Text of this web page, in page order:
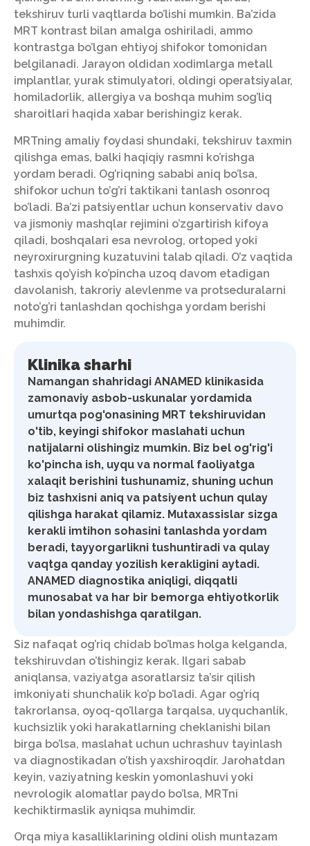
tekshiruv turli vaqtlarda bo’lishi mumkin. Ba’zida
MRT kontrast bilan amalga oshiriladi, ammo
kontrastga bo’lgan ehtiyoj shifokor tomonidan
belgilanadi. Jarayon oldidan xodimlarga metall
implantlar, yurak stimulyatori, oldingi operatsiyalar,
homiladorlik, allergiya va boshqa muhim sog’liq
sharoitlari haqida xabar berishingiz kerak.
MRTning amaliy foydasi shundaki, tekshiruv taxmin
qilishga emas, balki haqiqiy rasmni ko’rishga
yordam beradi. Og’riqning sababi aniq bo’lsa,
shifokor uchun to’g’ri taktikani tanlash osonroq
bo’ladi. Ba’zi patsiyentlar uchun konservativ davo
va jismoniy mashqlar rejimini o’zgartirish kifoya
qiladi, boshqalari esa nevrolog, ortoped yoki
neyroxirurgning kuzatuvini talab qiladi. O’z vaqtida
tashxis qo’yish ko’pincha uzoq davom etadigan
davolanish, takroriy alevlenme va protseduralarni
noto’g’ri tanlashdan qochishga yordam berishi
muhimdir.
Klinika sharhi
Namangan shahridagi ANAMED klinikasida
zamonaviy asbob-uskunalar yordamida
umurtqa pog'onasining MRT tekshiruvidan
o'tib, keyingi shifokor maslahati uchun
natijalarni olishingiz mumkin. Biz bel og'rig'i
ko'pincha ish, uyqu va normal faoliyatga
xalaqit berishini tushunamiz, shuning uchun
biz tashxisni aniq va patsiyent uchun qulay
qilishga harakat qilamiz. Mutaxassislar sizga
kerakli imtihon sohasini tanlashda yordam
beradi, tayyorgarlikni tushuntiradi va qulay
vaqtga qanday yozilish kerakligini aytadi.
ANAMED diagnostika aniqligi, diqqatli
munosabat va har bir bemorga ehtiyotkorlik
bilan yondashishga qaratilgan.
Siz nafaqat og’riq chidab bo’lmas holga kelganda,
tekshiruvdan o’tishingiz kerak. Ilgari sabab
aniqlansa, vaziyatga asoratlarsiz ta’sir qilish
imkoniyati shunchalik ko’p bo’ladi. Agar og’riq
takrorlansa, oyoq-qo’llarga tarqalsa, uyquchanlik,
kuchsizlik yoki harakatlarning cheklanishi bilan
birga bo’lsa, maslahat uchun uchrashuv tayinlash
va diagnostikadan o’tish yaxshiroqdir. Jarohatdan
keyin, vaziyatning keskin yomonlashuvi yoki
nevrologik alomatlar paydo bo’lsa, MRTni
kechiktirmaslik ayniqsa muhimdir.
Orqa miya kasalliklarining oldini olish muntazam